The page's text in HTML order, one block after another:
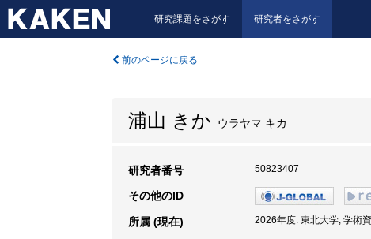
研究課題をさがす 研究者をさがす
前のページに戻る
浦山 きか ウラヤマ キカ
研究者番号 50823407
その他のID
所属 (現在) 2026年度: 東北大学, 学術